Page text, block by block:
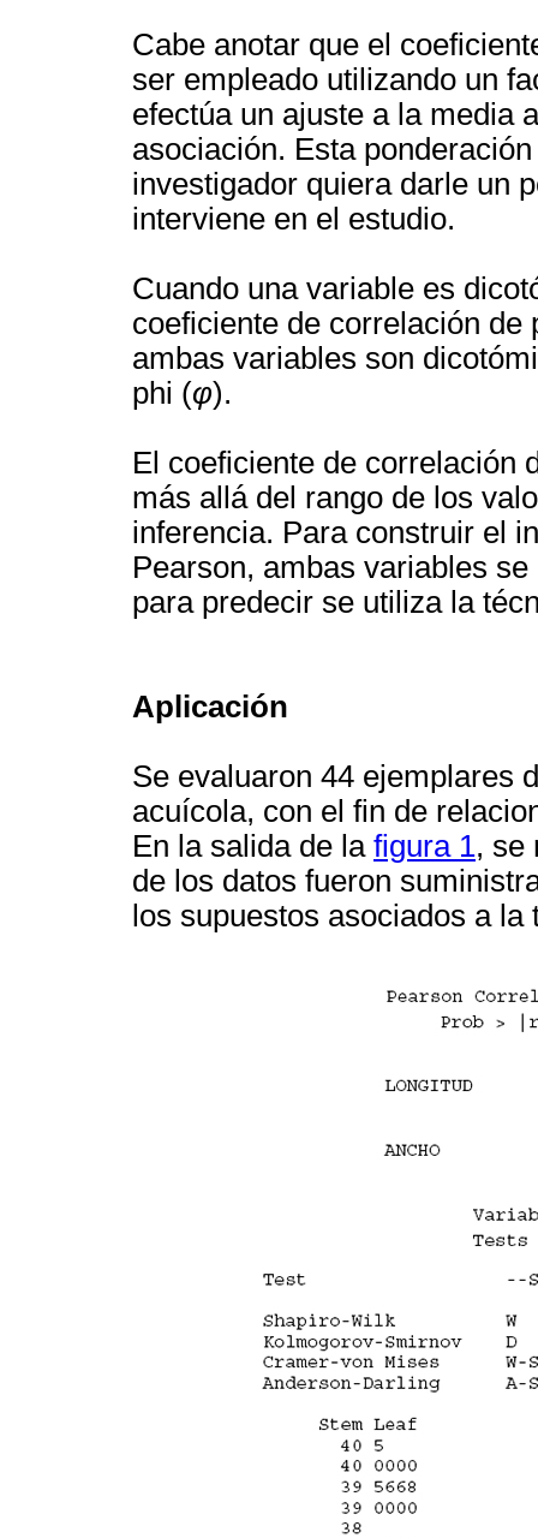
Cabe anotar que el
ser empleado utilizando un
efectúa un ajuste a la media
asociación. Esta
investigador quiera darle un
interviene en el estudio.
Cuando una variable es
coeficiente de correlación
ambas variables son
phi (φ).
El coeficiente de correlación
más allá del rango de los
inferencia. Para construir el
Pearson, ambas variables
para predecir se utiliza la
Aplicación
Se evaluaron 44 ejemplares
acuícola, con el fin de
En la salida de la figura 1, se
de los datos fueron
los supuestos asociados a